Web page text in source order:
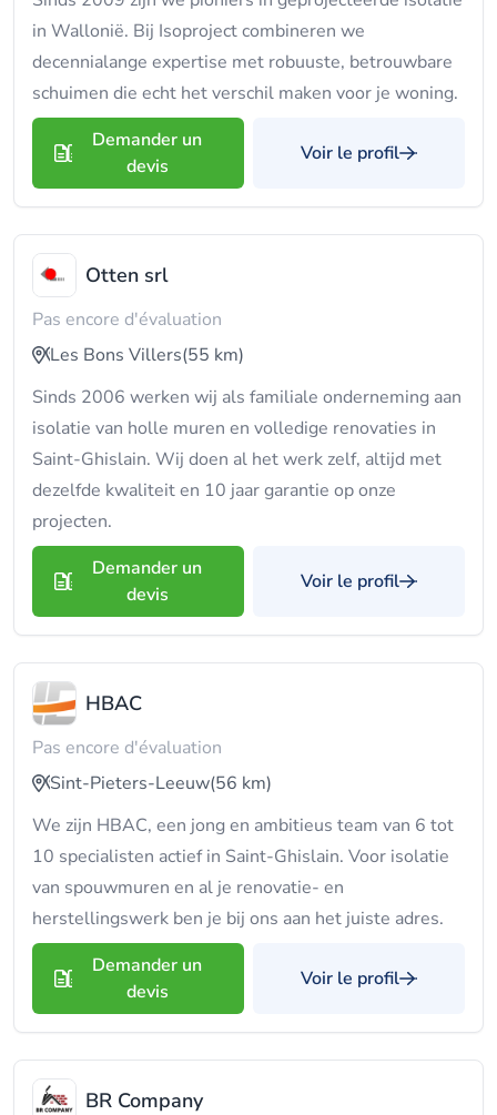
in Wallonië. Bij Isoproject combineren we
decennialange expertise met robuuste, betrouwbare
schuimen die echt het verschil maken voor je woning.
Demander un
devis
Voir le profil
Otten srl
Pas encore d'évaluation
Les Bons Villers(55 km)
Sinds 2006 werken wij als familiale onderneming aan
isolatie van holle muren en volledige renovaties in
Saint-Ghislain. Wij doen al het werk zelf, altijd met
dezelfde kwaliteit en 10 jaar garantie op onze
projecten.
Demander un
devis
Voir le profil
HBAC
Pas encore d'évaluation
Sint-Pieters-Leeuw(56 km)
We zijn HBAC, een jong en ambitieus team van 6 tot
10 specialisten actief in Saint-Ghislain. Voor isolatie
van spouwmuren en al je renovatie- en
herstellingswerk ben je bij ons aan het juiste adres.
Demander un
devis
Voir le profil
BR Company